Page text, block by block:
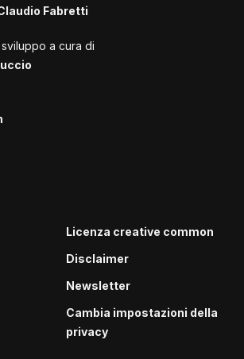
Fabretti
a cura di
Licenza creative common
Disclaimer
Newsletter
Cambia impostazioni della
privacy